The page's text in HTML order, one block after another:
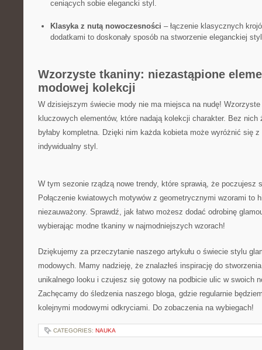
⁤ceniących sobie‌ elegancki styl.
Klasyka z nutą nowoczesności – łączenie klasycznych
⁢dodatkami to doskonały sposób‍ na stworzenie eleganckiej
Wzorzyste tkaniny: niezastąpione
modowej kolekcji
W dzisiejszym świecie mody nie ma miejsca na nudę!
kluczowych elementów, które nadają kolekcji charakter. Bez
byłaby kompletna. Dzięki nim każda kobieta może wyróżnić się z
indywidualny styl.
W⁢ tym sezonie⁤ rządzą⁢ nowe trendy, które sprawią, że poczujesz
Połączenie kwiatowych motywów z geometrycznymi wzorami⁢ to
niezauważony. Sprawdź, ⁢jak ‌łatwo możesz ⁢dodać odrobinę
wybierając modne tkaniny w najmodniejszych wzorach!
Dziękujemy za przeczytanie naszego artykułu o świecie stylu
modowych. ⁤Mamy nadzieję, że znalazłeś inspirację ⁣do
‍unikalnego looku i czujesz się gotowy na podbicie ⁣ulic​ w swoich
Zachęcamy do śledzenia naszego bloga, gdzie regularnie
kolejnymi modowymi odkryciami. Do‌ zobaczenia na wybiegach!
CATEGORIES: NAUKA